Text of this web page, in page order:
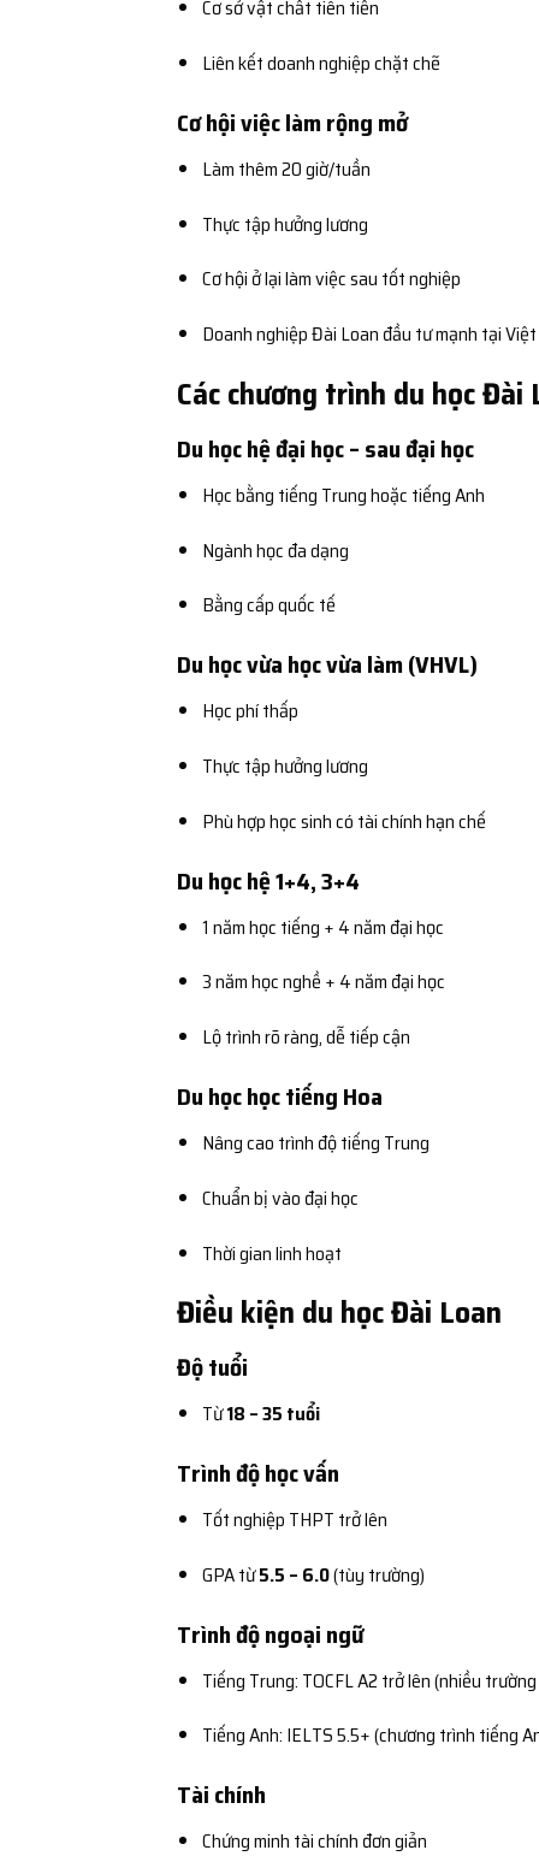
Cơ sở vật chất tiên tiến
Liên kết doanh nghiệp chặt chẽ
Cơ hội việc làm rộng mở
Làm thêm 20 giờ/tuần
Thực tập hưởng lương
Cơ hội ở lại làm việc sau tốt nghiệp
Doanh nghiệp Đài Loan đầu tư mạnh tại
Các chương trình du học Đài
Du học hệ đại học – sau đại học
Học bằng tiếng Trung hoặc tiếng Anh
Ngành học đa dạng
Bằng cấp quốc tế
Du học vừa học vừa làm (VHVL)
Học phí thấp
Thực tập hưởng lương
Phù hợp học sinh có tài chính hạn chế
Du học hệ 1+4, 3+4
1 năm học tiếng + 4 năm đại học
3 năm học nghề + 4 năm đại học
Lộ trình rõ ràng, dễ tiếp cận
Du học học tiếng Hoa
Nâng cao trình độ tiếng Trung
Chuẩn bị vào đại học
Thời gian linh hoạt
Điều kiện du học Đài Loan
Độ tuổi
Từ18 – 35 tuổi
Trình độ học vấn
Tốt nghiệp THPT trở lên
GPA từ5.5 – 6.0(tùy trường)
Trình độ ngoại ngữ
Tiếng Trung: TOCFL A2 trở lên (nhiều
Tiếng Anh: IELTS 5.5+ (chương trình tiếng
Tài chính
Chứng minh tài chính đơn giản